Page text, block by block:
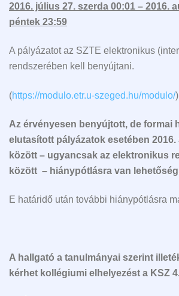
2016. július 27. szerda 00:01 – 2016.
péntek 23:59
A pályázatot az SZTE elektronikus
rendszerében kell benyújtani.
(https://modulo.etr.u-szeged.hu/modulo/)
Az érvényesen benyújtott, de formai
elutasított pályázatok esetében 2016.
között – ugyancsak az elektronikus
között – hiánypótlásra van
E határidő után további hiánypótlásra
A hallgató a tanulmányai szerint
kérhet kollégiumi elhelyezést a KSZ